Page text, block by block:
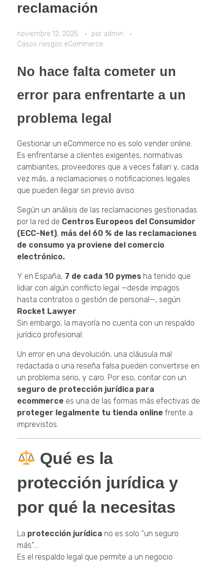
reclamación
noviembre 12, 2025 por admin
Casos riesgos eCommerce
No hace falta cometer un
error para enfrentarte a un
problema legal
Gestionar un eCommerce no es solo vender online.
Es enfrentarse a clientes exigentes, normativas
cambiantes, proveedores que a veces fallan y, cada
vez más, a reclamaciones o notificaciones legales
que pueden llegar sin previo aviso.
Según un análisis de las reclamaciones gestionadas
por la red de Centros Europeos del Consumidor
(ECC-Net), más del 60 % de las reclamaciones
de consumo ya proviene del comercio
electrónico.
Y en España, 7 de cada 10 pymes ha tenido que
lidiar con algún conflicto legal —desde impagos
hasta contratos o gestión de personal—, según
Rocket Lawyer.
Sin embargo, la mayoría no cuenta con un respaldo
jurídico profesional.
Un error en una devolución, una cláusula mal
redactada o una reseña falsa pueden convertirse en
un problema serio, y caro. Por eso, contar con un
seguro de protección jurídica para
ecommerce es una de las formas más efectivas de
proteger legalmente tu tienda online frente a
imprevistos.
Qué es la
protección jurídica y
por qué la necesitas
La protección jurídica no es solo “un seguro
más”…
Es el respaldo legal que permite a un negocio